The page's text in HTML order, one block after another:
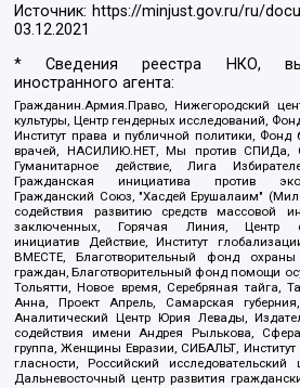
Источник: https://minjust.gov.ru/ru/
03.12.2021
* Сведения реестра НКО,
иностранного агента:
Гражданин.Армия.Право, Нижегородский
культуры, Центр гендерных исследований,
Институт права и публичной политики, Фонд
врачей, НАСИЛИЮ.НЕТ, Мы против СПИДа,
Гуманитарное действие, Лига
Гражданская инициатива против
Гражданский Союз, "Хасдей Ерушалаим"
содействия развитию средств массовой
заключенных, Горячая Линия, Центр
инициатив Действие, Институт
ВМЕСТЕ, Благотворительный фонд
граждан, Благотворительный фонд помощи
Тольятти, Новое время, Серебряная тайга,
Анна, Проект Апрель, Самарская
Аналитический Центр Юрия Левады,
содействия имени Андрея Рылькова,
группа, Женщины Евразии, СИБАЛЬТ,
гласности, Российский
Дальневосточный центр развития